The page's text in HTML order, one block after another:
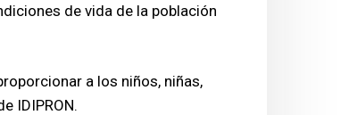
de vida de la población
a los niños, niñas,
IDIPRON.